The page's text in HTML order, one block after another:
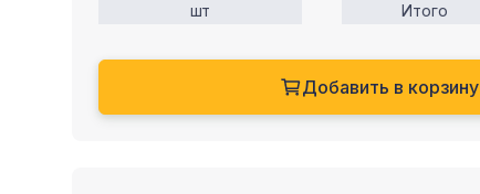
шт Итого
Добавить в корзину